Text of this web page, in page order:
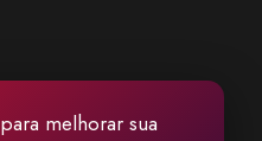
melhorar sua